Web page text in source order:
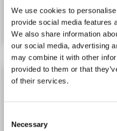
We use cookies to
provide social media features
We also share information
our social media, advertising
may combine it with other
provided to them or that
of their services.
Selection
Necessary
Fiche technique
OPN1MW anticorps (AA